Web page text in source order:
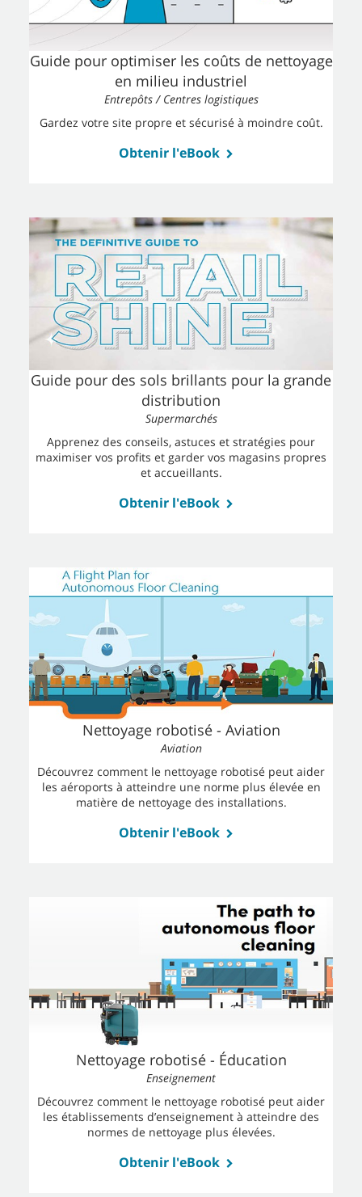
Guide pour optimiser les coûts de nettoyage
en milieu industriel
Entrepôts / Centres logistiques
Gardez votre site propre et sécurisé à moindre coût.
Obtenir l'eBook
Guide pour des sols brillants pour la grande
distribution
Supermarchés
Apprenez des conseils, astuces et stratégies pour
maximiser vos profits et garder vos magasins propres
et accueillants.
Obtenir l'eBook
Nettoyage robotisé - Aviation
Aviation
Découvrez comment le nettoyage robotisé peut aider
les aéroports à atteindre une norme plus élevée en
matière de nettoyage des installations.
Obtenir l'eBook
Nettoyage robotisé - Éducation
Enseignement
Découvrez comment le nettoyage robotisé peut aider
les établissements d’enseignement à atteindre des
normes de nettoyage plus élevées.
Obtenir l'eBook